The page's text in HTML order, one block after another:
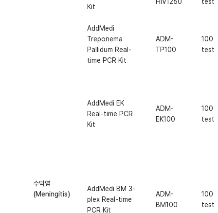
Kit
AddMedi
Treponema
Pallidum Real-
time PCR Kit
ADM-
TP100
100
tests
수막염
(Meningitis)
AddMedi EK
Real-time PCR
Kit
ADM-
EK100
100
tests
AddMedi BM 3-
plex Real-time
PCR Kit
ADM-
BM100
100
tests